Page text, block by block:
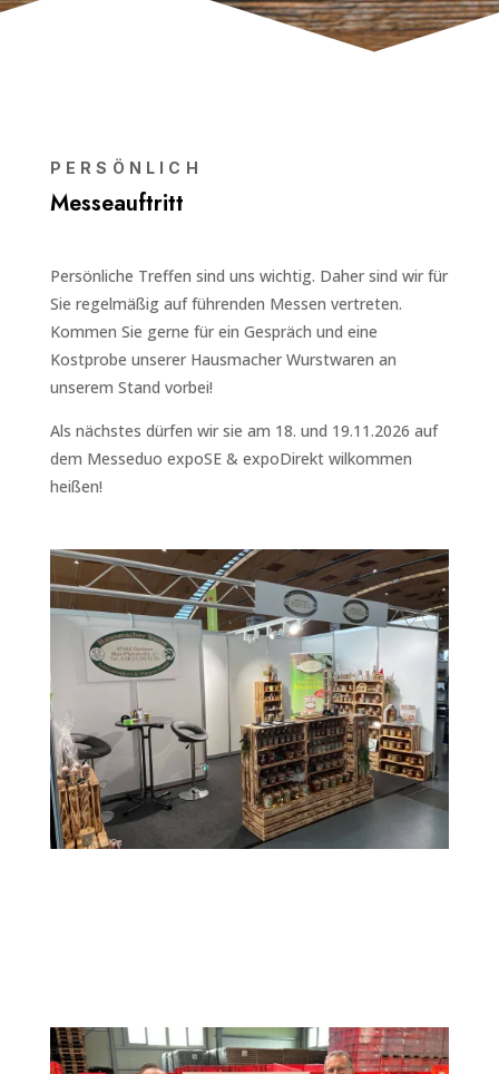
PERSÖNLICH
Messeauftritt
Persönliche Treffen sind uns wichtig. Daher sind wir für
Sie regelmäßig auf führenden Messen vertreten.
Kommen Sie gerne für ein Gespräch und eine
Kostprobe unserer Hausmacher Wurstwaren an
unserem Stand vorbei!
Als nächstes dürfen wir sie am 18. und 19.11.2026 auf
dem Messeduo expoSE & expoDirekt wilkommen
heißen!